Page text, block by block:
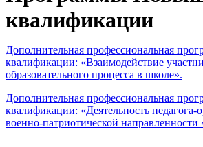
квалификации
Дополнительная профессиональная
квалификации: «Взаимодействие
образовательного процесса в школе».
Дополнительная профессиональная
квалификации: «Деятельность педагога-
военно-патриотической